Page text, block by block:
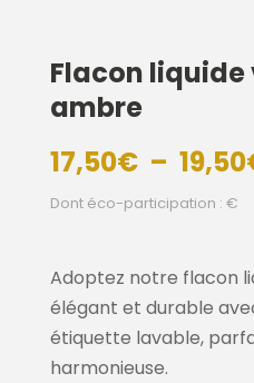
Flacon liquide
ambre
17,50€ – 19,50
Dont éco-participation : €
Adoptez notre flacon
élégant et durable
étiquette lavable,
harmonieuse.